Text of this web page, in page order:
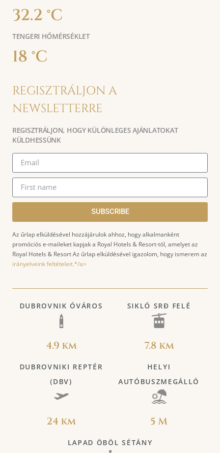
32.2 °C
TENGERI HŐMÉRSÉKLET
18 °C
REGISZTRÁLJON A
NEWSLETTERRE
REGISZTRÁLJON, HOGY KÜLÖNLEGES AJÁNLATOKAT
KÜLDHESSÜNK
SUBSCRIBE
Az űrlap elküldésével hozzájárulok ahhoz, hogy alkalmanként
promóciós e-maileket kapjak a Royal Hotels & Resort-tól, amelyet az
Royal Hotels & Resort Az űrlap elküldésével igazolom, hogy ismerem az
irányelveink feltételeit.*/a>
DUBROVNIK ÓVÁROS
4.9 km
SIKLÓ SRĐ FELÉ
7.8 km
DUBROVNIKI REPTÉR
(DBV)
24 km
HELYI
AUTÓBUSZMEGÁLLÓ
5 M
LAPAD ÖBÖL SÉTÁNY